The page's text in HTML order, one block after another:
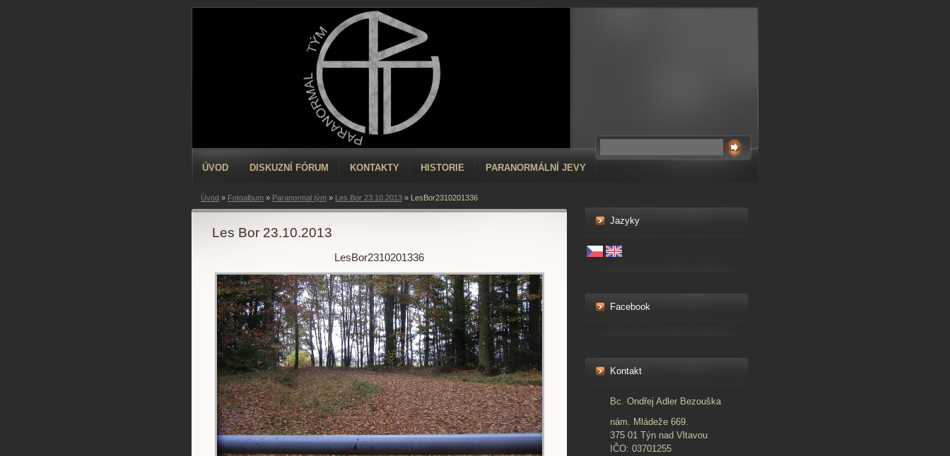
ÚVOD DISKUZNÍ FÓRUM KONTAKTY HISTORIE PARANORMÁLNÍ JEVY
Jazyky
Facebook
Kontakt
Bc. Ondřej Adler Bezouška
nám. Mládeže 669.
375 01 Týn nad Vltavou
IČO: 03701255
Úvod » Fotoalbum » Paranormal tým » Les Bor 23.10.2013 » LesBor2310201336
Les Bor 23.10.2013
LesBor2310201336